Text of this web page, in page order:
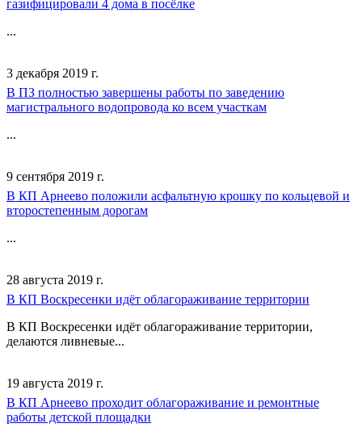
газифицировали 4 дома в посёлке
...
3 декабря 2019 г.
В ПЗ полностью завершены работы по заведению
магистрального водопровода ко всем участкам
...
9 сентября 2019 г.
В КП Арнеево положили асфальтную крошку по кольцевой и
второстепенным дорогам
...
28 августа 2019 г.
В КП Воскресенки идёт облагораживание территории
В КП Воскресенки идёт облагораживание территории,
делаются ливневые...
19 августа 2019 г.
В КП Арнеево проходит облагораживание и ремонтные
работы детской площадки